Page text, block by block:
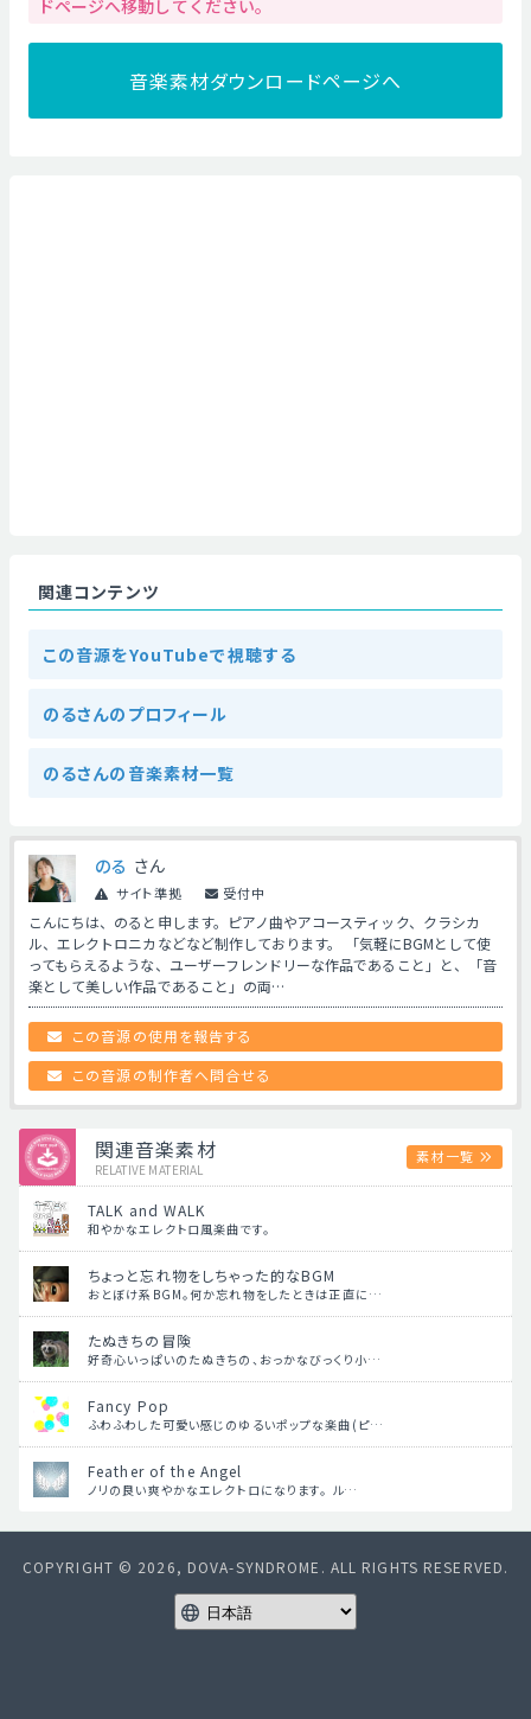
ドページへ移動してください。
音楽素材ダウンロードページへ
関連コンテンツ
この音源をYouTubeで視聴する
のるさんのプロフィール
のるさんの音楽素材一覧
のる さん
サイト準拠 受付中
こんにちは、のると申します。ピアノ曲やアコースティック、クラシカ
ル、エレクトロニカなどなど制作しております。 「気軽にBGMとして使
ってもらえるような、ユーザーフレンドリーな作品であること」と、「音
楽として美しい作品であること」の両…
この音源の使用を報告する
この音源の制作者へ問合せる
関連音楽素材
RELATIVE MATERIAL
素材一覧
TALK and WALK
和やかなエレクトロ風楽曲です。
ちょっと忘れ物をしちゃった的なBGM
おとぼけ系BGM。何か忘れ物をしたときは正直に…
たぬきちの冒険
好奇心いっぱいのたぬきちの、おっかなびっくり小…
Fancy Pop
ふわふわした可愛い感じのゆるいポップな楽曲(ピ…
Feather of the Angel
ノリの良い爽やかなエレクトロになります。 ル…
COPYRIGHT © 2026, DOVA-SYNDROME. ALL RIGHTS RESERVED.